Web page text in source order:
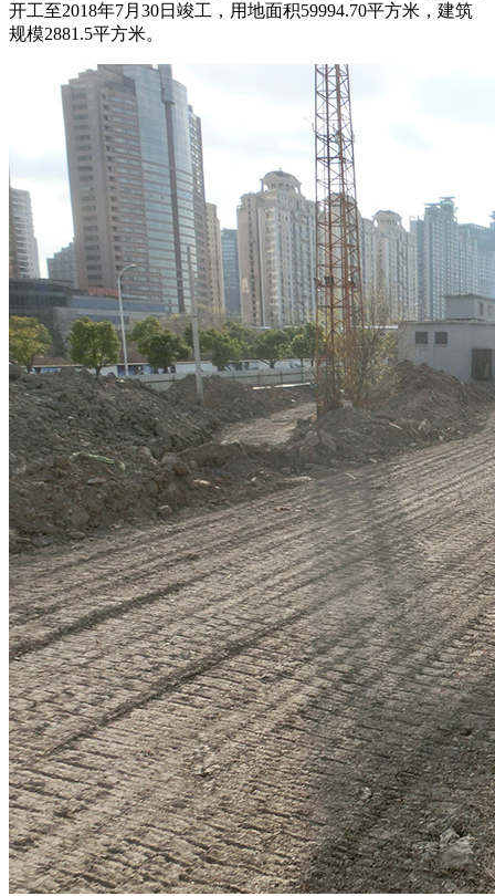
开工至2018年7月30日竣工，用地面积59994.70平方米，建筑
规模2881.5平方米。